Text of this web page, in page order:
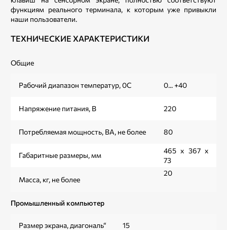
функциям реального терминала, к которым уже привыкли
наши пользователи.
ТЕХНИЧЕСКИЕ ХАРАКТЕРИСТИКИ
Общие
Рабочий диапазон температур, 0С 0... +40
Напряжение питания, В 220
Потребляемая мощность, ВА, не более 80
Габаритные размеры, мм
465 х 367 х
73
Масса, кг, не более
20
Промышленный компьютер
Размер экрана, диагональ“ 15